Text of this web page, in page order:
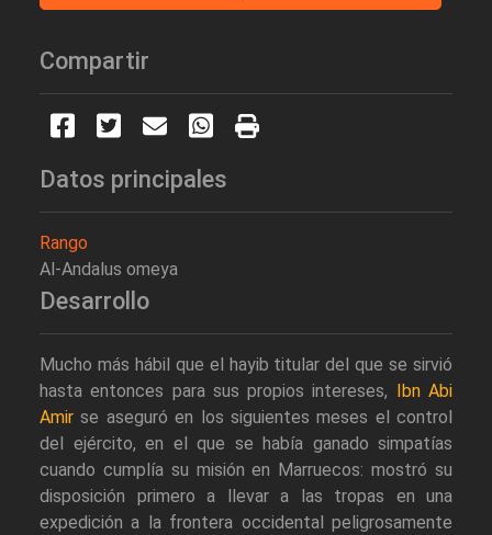
Compartir
Datos principales
Rango
Al-Andalus omeya
Desarrollo
Mucho más hábil que el hayib titular del que se sirvió
hasta entonces para sus propios intereses,
Ibn Abi
Amir se aseguró en los siguientes meses el control
del ejército, en el que se había ganado simpatías
cuando cumplía su misión en Marruecos: mostró su
disposición primero a llevar a las tropas en una
expedición a la frontera occidental peligrosamente